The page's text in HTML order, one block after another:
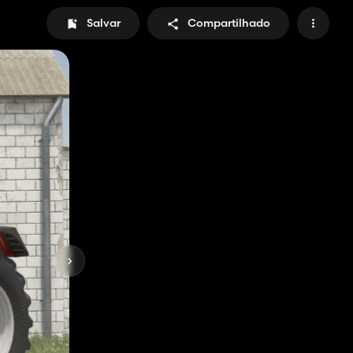
Salvar Compartilhado